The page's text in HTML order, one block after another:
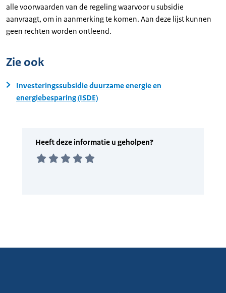
alle voorwaarden van de regeling waarvoor u subsidie
aanvraagt, om in aanmerking te komen. Aan deze lijst kunnen
geen rechten worden ontleend.
Zie ook
Investeringssubsidie duurzame energie en
energiebesparing (ISDE)